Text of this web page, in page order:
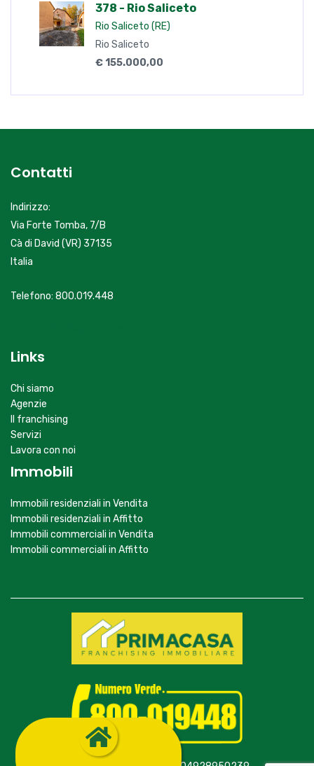
378 - Rio Saliceto
Rio Saliceto (RE)
Rio Saliceto
€ 155.000,00
Contatti
Indirizzo:
Via Forte Tomba, 7/B
Cà di David (VR) 37135
Italia
Telefono: 800.019.448
Links
Chi siamo
Agenzie
Il franchising
Servizi
Lavora con noi
Immobili
Immobili residenziali in Vendita
Immobili residenziali in Affitto
Immobili commerciali in Vendita
Immobili commerciali in Affitto